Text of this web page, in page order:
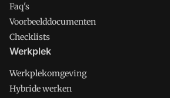
Faq's
Voorbeelddocumenten
Checklists
Werkplek
Werkplekomgeving
Hybride werken